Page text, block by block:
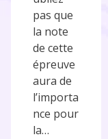
pas que
la note
de cette
épreuve
aura de
l’importa
nce pour
la…